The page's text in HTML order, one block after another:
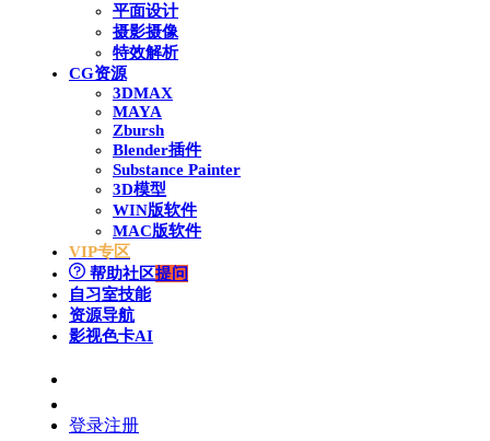
平面设计
摄影摄像
特效解析
CG资源
3DMAX
MAYA
Zbursh
Blender插件
Substance Painter
3D模型
WIN版软件
MAC版软件
VIP专区
帮助社区提问
自习室技能
资源导航
影视色卡AI
登录注册